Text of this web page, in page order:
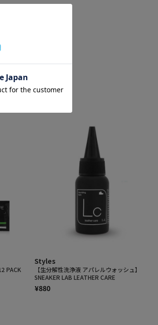
返品について
PACK
Styles
【生分解性洗浄液 アパレルウォッシュ】
SNEAKER LAB LEATHER CARE
¥880